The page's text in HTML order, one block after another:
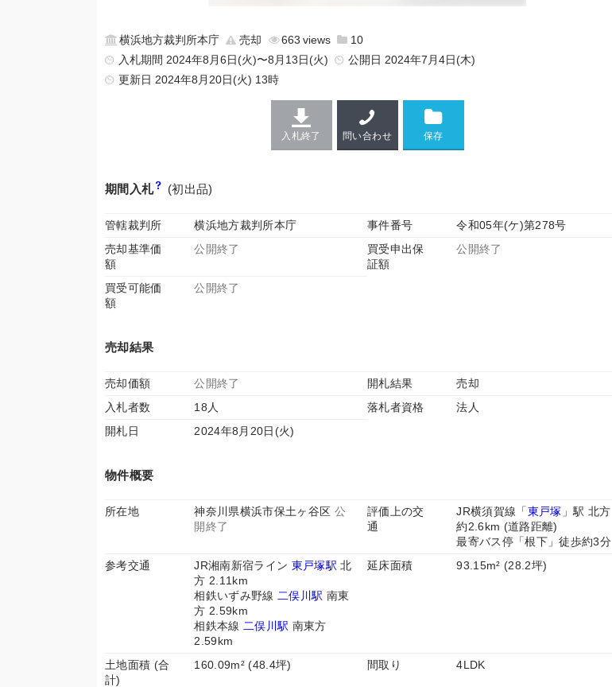
横浜地方裁判所本庁 売却 663
10
入札期間 2024年8月6日(火)〜8月13日(火)
公開日 2024年7月4日(木)
更新日 2024年8月20日(火) 13時
入札終了 問い合わせ
期間入札 (初出品)
管轄裁判所 横浜地方裁判所本庁 事件番号
令和05年(ケ)第278号
売却基準価
額
公開終了
買受申出保
証額
公開終了
買受可能価
額
公開終了
売却結果
売却価額 公開終了 開札結果
売却
入札者数
18人 落札者資格
法人
開札日
2024年8月20日(火)
物件概要
所在地 神奈川県横浜市保土ヶ谷区 公
開終了
評価上の交
通
JR横須賀線「東戸塚 」駅 北方
約2.6km (道路距離)
最寄バス停「根下」徒歩約3分
参考交通
JR湘南新宿ライン 東戸塚駅 北
方 2.11km
相鉄いずみ野線 二俣川駅 南東
方 2.59km
相鉄本線 二俣川駅 南東方
2.59km
延床面積 93.15m² (28.2坪)
土地面積 (合
計)
160.09m² (48.4坪) 間取り 4LDK